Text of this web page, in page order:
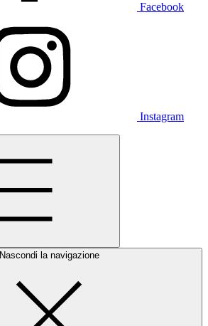
Facebook
Instagram
Nascondi la navigazione